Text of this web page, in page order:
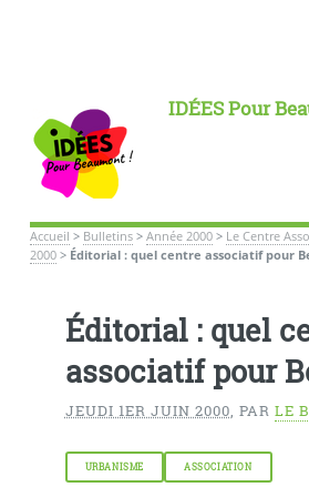
IDÉES Pour
Accueil > Bulletins> Année 2000> Le Centre
2000> Éditorial : quel centre associatif pour
Éditorial : quel
associatif pour
JEUDI 1ER JUIN 2000, PAR LE
URBANISME ASSOCIATION